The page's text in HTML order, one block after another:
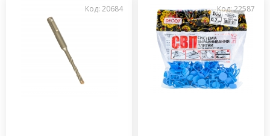
Код: 20684 Код: 22587